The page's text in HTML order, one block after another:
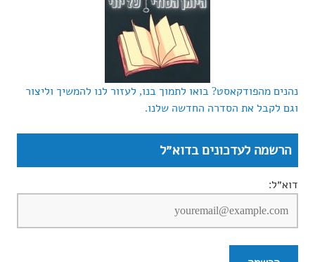
נהנים מהפודקאסט? בואו לתמוך בנו, לעזור לנו להמשיך וליצור
וגם לקבל את הסדרה החדשה שלנו.
הרשמה לעדכונים בדוא״ל
דוא״ל: